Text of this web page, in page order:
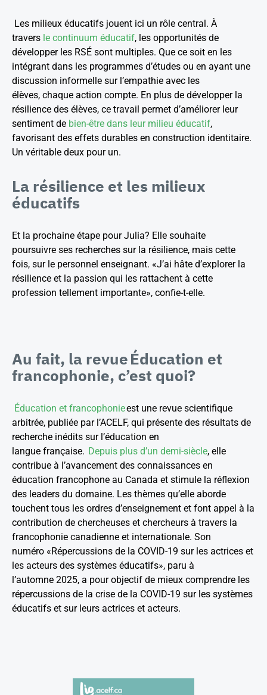
Les milieux éducatifs jouent ici un rôle central. À
travers le continuum éducatif, les opportunités de
développer les RSÉ sont multiples. Que ce soit en les
intégrant dans les programmes d’études ou en ayant une
discussion informelle sur l’empathie avec les
élèves, chaque action compte. En plus de développer la
résilience des élèves, ce travail permet d’améliorer leur
sentiment de bien-être dans leur milieu éducatif,
favorisant des effets durables en construction identitaire.
Un véritable deux pour un.
La résilience et les milieux
éducatifs
Et la prochaine étape pour Julia? Elle souhaite
poursuivre ses recherches sur la résilience, mais cette
fois, sur le personnel enseignant. «J’ai hâte d’explorer la
résilience et la passion qui les rattachent à cette
profession tellement importante», confie-t-elle.
Au fait, la revueÉducation et
francophonie, c’est quoi?
Éducation et francophonieest une revue scientifique
arbitrée, publiée par l’ACELF, qui présente des résultats de
recherche inédits sur l’éducation en
langue française. Depuis plus d’un demi-siècle, elle
contribue à l’avancement des connaissances en
éducation francophone au Canada et stimule la réflexion
des leaders du domaine. Les thèmes qu’elle aborde
touchent tous les ordres d’enseignement et font appel à la
contribution de chercheuses et chercheurs à travers la
francophonie canadienne et internationale. Son
numéro «Répercussions de la COVID-19 sur les actrices et
les acteurs des systèmes éducatifs», paru à
l’automne 2025, a pour objectif de mieux comprendre les
répercussions de la crise de la COVID-19 sur les systèmes
éducatifs et sur leurs actrices et acteurs.